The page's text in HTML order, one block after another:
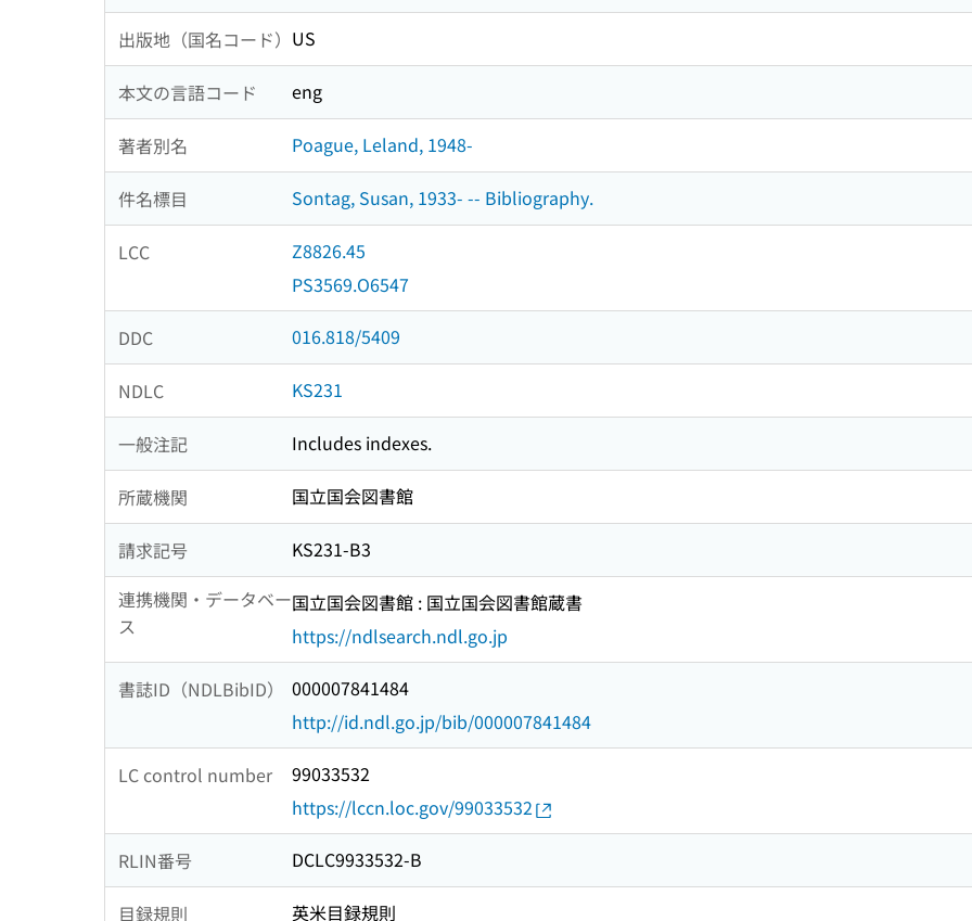
出版地（国名コード） US
本文の言語コード eng
著者別名 Poague, Leland, 1948-
件名標目 Sontag, Susan, 1933- -- Bibliography.
LCC
Z8826.45
PS3569.O6547
DDC 016.818/5409
NDLC KS231
一般注記 Includes indexes.
所蔵機関 国立国会図書館
請求記号
KS231-B3
連携機関・データベー
ス
国立国会図書館 : 国立国会図書館蔵書
https://ndlsearch.ndl.go.jp
書誌ID（NDLBibID）
000007841484
http://id.ndl.go.jp/bib/000007841484
LC control number
99033532
https://lccn.loc.gov/99033532
RLIN番号 DCLC9933532-B
目録規則 英米目録規則